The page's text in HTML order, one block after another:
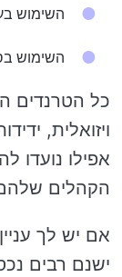
השימוש
השימוש
כל הטרנדים
ויזואלית,
אפילו נועדו
הקהלים
אם יש לך
ישנם רבים